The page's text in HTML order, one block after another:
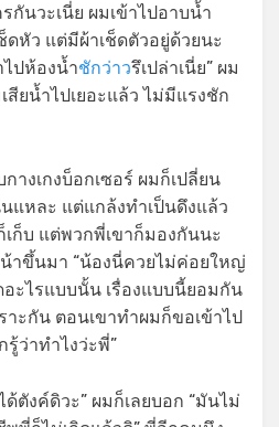
กันวะเนี่ย ผมเข้าไปอาบน้ำ
หัว แต่มีผ้าเช็ดตัวอยู่ด้วยนะ
ไปห้องน้ำชักว่าวรึเปล่าเนี่ย” ผม
สียน้ำไปเยอะแล้ว ไม่มีแรงชัก
างเกงบ็อกเซอร์ ผมก็เปลี่ยน
แหละ แต่แกล้งทำเป็นดึงแล้ว
ก็บ แต่พวกพี่เขาก็มองกันนะ
าขึ้นมา “น้องนี่ควยไม่ค่อยใหญ่
อะไรแบบนั้น เรื่องแบบนี้ยอมกัน
าะกัน ตอนเขาทำผมก็ขอเข้าไป
รู้ว่าทำไงว่ะพี่”
ตังค์ดิวะ” ผมก็เลยบอก “มันไม่